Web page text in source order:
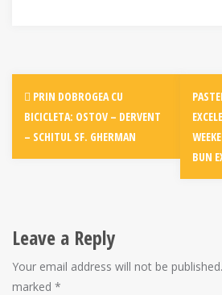
Post
navigation
PRIN DOBROGEA CU
BICICLETA: OSTOV – DERVENT
– SCHITUL SF. GHERMAN
BUN
Leave a Reply
Your email address will not be published.
marked *